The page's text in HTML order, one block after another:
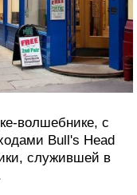
волшебнике, с
Bull's Head
служившей в